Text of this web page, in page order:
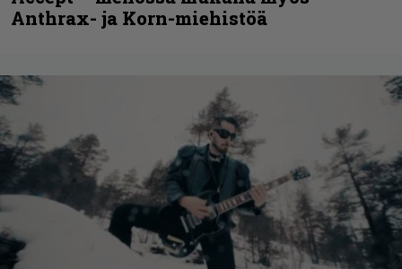
Anthrax- ja Korn-miehistöä